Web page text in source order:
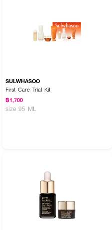
SULWHASOO
First Care Trial Kit
฿1,700
size 95 ML